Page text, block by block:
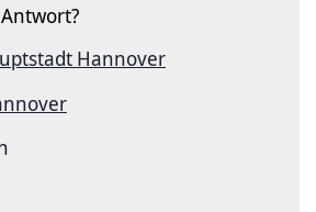
Hannover